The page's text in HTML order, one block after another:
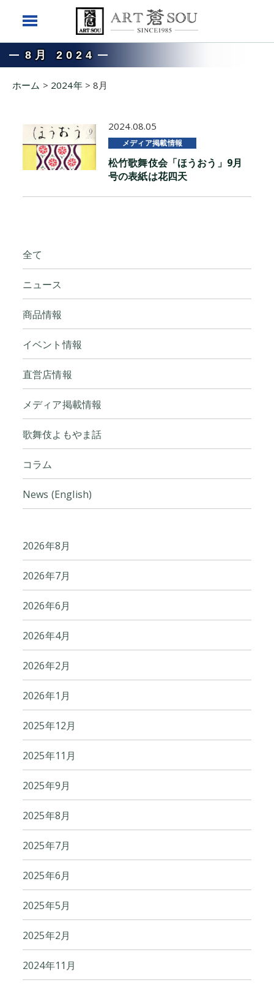
8月 2024
ホーム > 2024年>8月
全て
ニュース
商品情報
イベント情報
直営店情報
メディア掲載情報
歌舞伎よもやま話
コラム
News (English)
2026年8月
2026年7月
2026年6月
2026年4月
2026年2月
2026年1月
2025年12月
2025年11月
2025年9月
2025年8月
2025年7月
2025年6月
2025年5月
2025年2月
2024年11月
2024.08.05
メディア掲載情報
松竹歌舞伎会「ほうおう」9月
号の表紙は花四天